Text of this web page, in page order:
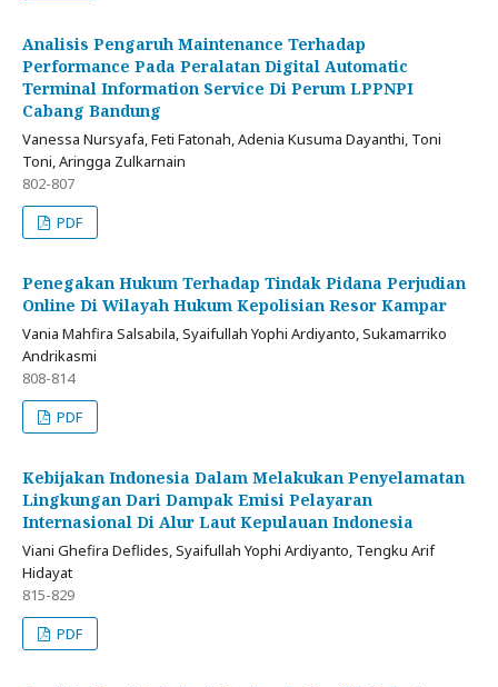
Analisis Pengaruh Maintenance Terhadap
Performance Pada Peralatan Digital Automatic
Terminal Information Service Di Perum LPPNPI
Cabang Bandung
Vanessa Nursyafa, Feti Fatonah, Adenia Kusuma Dayanthi, Toni
Toni, Aringga Zulkarnain
802-807
PDF
Penegakan Hukum Terhadap Tindak Pidana Perjudian
Online Di Wilayah Hukum Kepolisian Resor Kampar
Vania Mahfira Salsabila, Syaifullah Yophi Ardiyanto, Sukamarriko
Andrikasmi
808-814
PDF
Kebijakan Indonesia Dalam Melakukan Penyelamatan
Lingkungan Dari Dampak Emisi Pelayaran
Internasional Di Alur Laut Kepulauan Indonesia
Viani Ghefira Deflides, Syaifullah Yophi Ardiyanto, Tengku Arif
Hidayat
815-829
PDF